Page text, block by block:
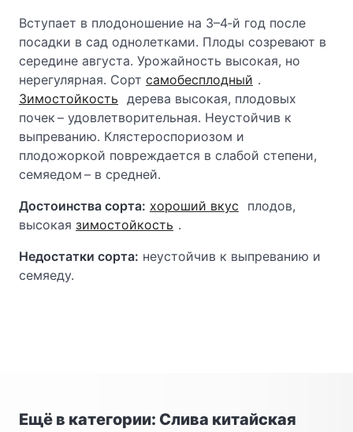
Вступает в плодоношение на 3–4‑й год после
посадки в сад однолетками. Плоды созревают в
середине августа. Урожайность высокая, но
нерегулярная. Сорт самобесплодный .
Зимостойкость дерева высокая, плодовых
почек – удовлетворительная. Неустойчив к
выпреванию. Клястероспориозом и
плодожоркой повреждается в слабой степени,
семяедом – в средней.
Достоинства сорта: хороший вкус
плодов,
высокая зимостойкость .
Недостатки сорта: неустойчив к выпреванию и
семяеду.
Ещё в категории: Слива китайская